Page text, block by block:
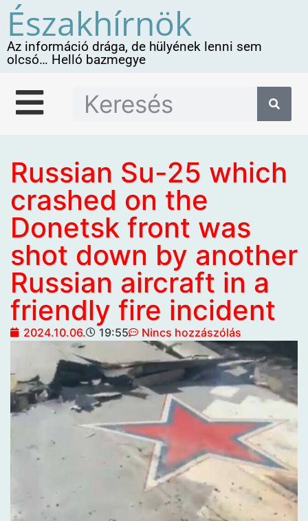
Északhírnök
Az információ drága, de hülyének lenni sem
olcsó… Helló bazmegye
Russian Su-25 which
crashed on the
Donetsk front was
shot down by another
Russian aircraft in a
friendly fire incident
2024.10.06. 19:55 Nincs hozzászólás